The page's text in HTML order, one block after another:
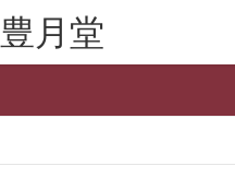
月堂